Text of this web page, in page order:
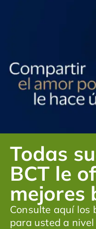
Todas
BCT le
mejores
Consulte aquí los
para usted a